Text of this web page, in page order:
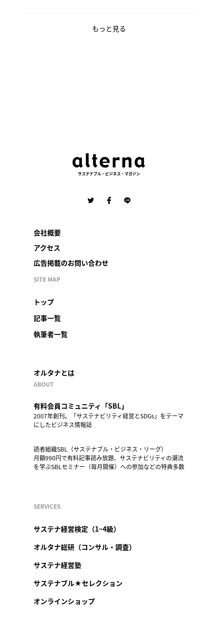
もっと見る
サステナブル・ビジネス・マガジン
会社概要
アクセス
広告掲載のお問い合わせ
SITE MAP
トップ
記事一覧
執筆者一覧
オルタナとは
ABOUT
有料会員コミュニティ「SBL」
2007年創刊。「サステナビリティ経営とSDGs」をテーマ
にしたビジネス情報誌
読者組織SBL（サステナブル・ビジネス・リーグ）
月額990円で有料記事読み放題、サステナビリティの潮流
を学ぶSBLセミナー（毎月開催）への参加などの特典多数
SERVICES
サステナ経営検定（1~4級）
オルタナ総研（コンサル・調査）
サステナ経営塾
サステナブル★セレクション
オンラインショップ